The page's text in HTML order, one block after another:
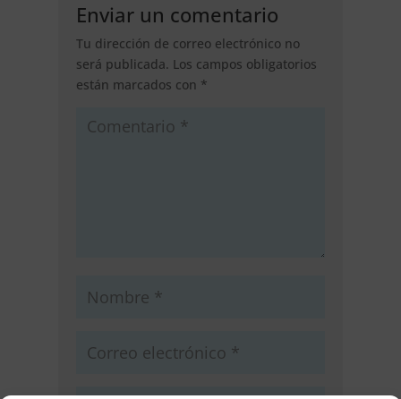
Enviar un comentario
Tu dirección de correo electrónico no
será publicada. Los campos obligatorios
están marcados con *